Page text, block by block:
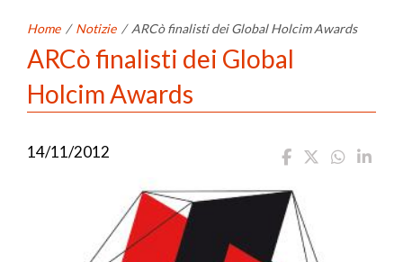
Home / Notizie / ARCò finalisti dei Global Holcim Awards
ARCò finalisti dei Global
Holcim Awards
14/11/2012